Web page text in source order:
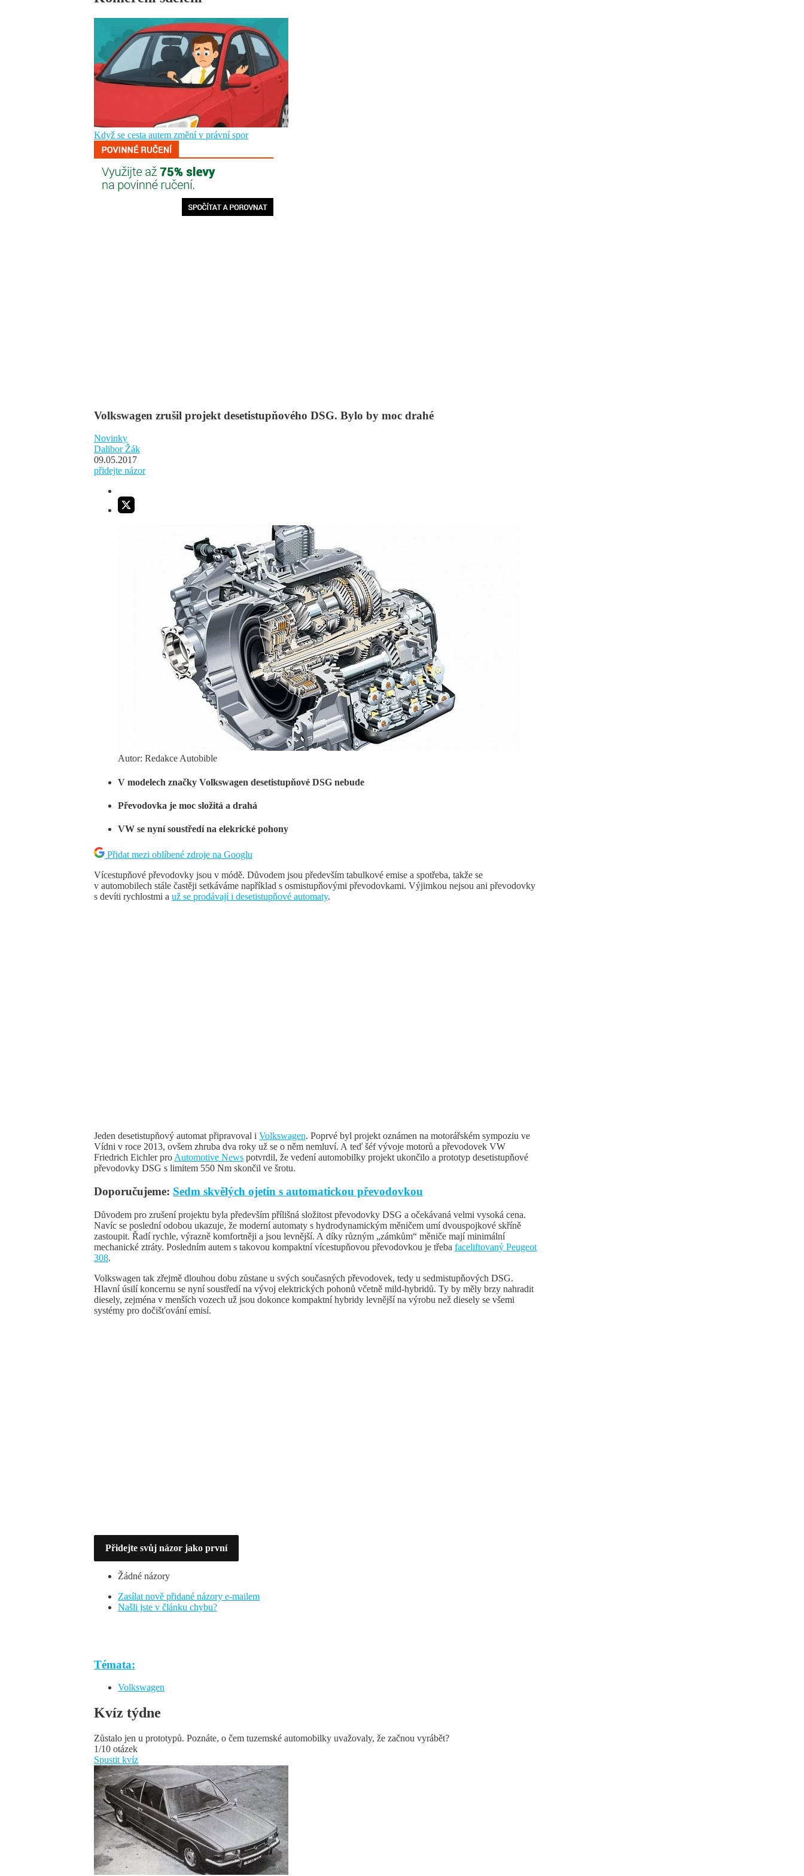
Volkswagen zrušil projekt desetistupňového DSG. Bylo by moc drahé
Novinky
Dalibor Žák
09.05.2017
přidejte názor
Autor: Redakce Autobible
V modelech značky Volkswagen desetistupňové DSG nebude
Převodovka je moc složitá a drahá
VW se nyní soustředí na elekrické pohony
Přidat mezi oblíbené zdroje na Googlu
Vícestupňové převodovky jsou v módě. Důvodem jsou především tabulkové emise a spotřeba, takže se
v automobilech stále častěji setkáváme například s osmistupňovými převodovkami. Výjimkou nejsou ani převodovky
s devíti rychlostmi a už se prodávají i desetistupňové automaty.
Jeden desetistupňový automat připravoval i Volkswagen. Poprvé byl projekt oznámen na motorářském sympoziu ve
Vídni v roce 2013, ovšem zhruba dva roky už se o něm nemluví. A teď šéf vývoje motorů a převodovek VW
Friedrich Eichler pro Automotive News potvrdil, že vedení automobilky projekt ukončilo a prototyp desetistupňové
převodovky DSG s limitem 550 Nm skončil ve šrotu.
Doporučujeme: Sedm skvělých ojetin s automatickou převodovkou
Důvodem pro zrušení projektu byla především přílišná složitost převodovky DSG a očekávaná velmi vysoká cena.
Navíc se poslední odobou ukazuje, že moderní automaty s hydrodynamickým měničem umí dvouspojkové skříně
zastoupit. Řadí rychle, výrazně komfortněji a jsou levnější. A díky různým „zámkům“ měniče mají minimální
mechanické ztráty. Posledním autem s takovou kompaktní vícestupňovou převodovkou je třeba faceliftovaný Peugeot
308.
Volkswagen tak zřejmě dlouhou dobu zůstane u svých současných převodovek, tedy u sedmistupňových DSG.
Hlavní úsilí koncernu se nyní soustředí na vývoj elektrických pohonů včetně mild-hybridů. Ty by měly brzy nahradit
diesely, zejména v menších vozech už jsou dokonce kompaktní hybridy levnější na výrobu než diesely se všemi
systémy pro dočišťování emisí.
Přidejte svůj názor jako první
Žádné názory
Zasílat nově přidané názory e-mailem
Našli jste v článku chybu?
Témata:
Volkswagen
Kvíz týdne
Zůstalo jen u prototypů. Poznáte, o čem tuzemské automobilky uvažovaly, že začnou vyrábět?
1/10 otázek
Spustit kvíz
Když se cesta autem změní v právní spor